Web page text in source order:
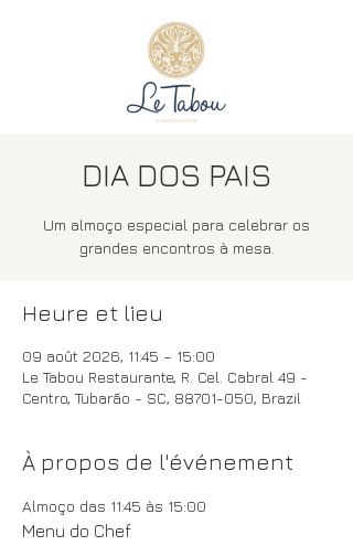
DIA DOS PAIS
Um almoço especial para celebrar os
grandes encontros à mesa.
Heure et lieu
09 août 2026, 11:45 – 15:00
Le Tabou Restaurante, R. Cel. Cabral 49 -
Centro, Tubarão - SC, 88701-050, Brazil
À propos de l'événement
Almoço das 11:45 às 15:00
Menu do Chef